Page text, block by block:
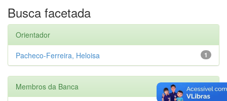
Busca facetada
Orientador
1
Pacheco-Ferreira, Heloisa
Membros da Banca